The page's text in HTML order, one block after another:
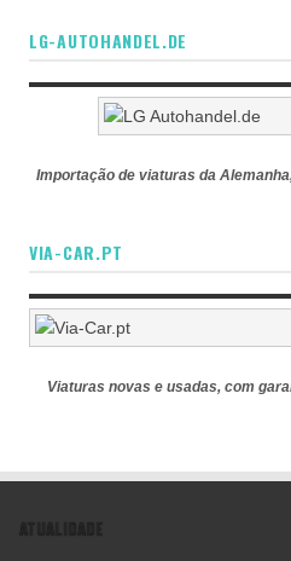
LG-AUTOHANDEL.DE
Importação de viaturas da
VIA-CAR.PT
Viaturas novas e usadas, com
ATUALIDADE